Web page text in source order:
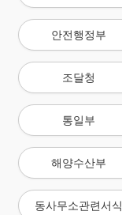
안전행정부
조달청
통일부
해양수산부
동사무소관련서식